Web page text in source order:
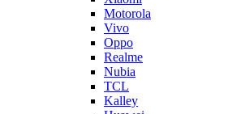
Motorola
Vivo
Oppo
Realme
Nubia
TCL
Kalley